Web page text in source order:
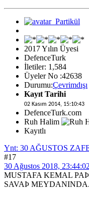
2017 Yılın Üyesi
DefenceTurk
İletiler: 1,584
Üyeler No :42638
Durumu:Çevrimdışı
Kayıt Tarihi
02 Kasım 2014, 15:10:43
DefenceTurk.com
Ruh Halim
Kayıtlı
Ynt: 30 AĞUSTOS
#17
30 Ağustos 2018, 23:44:02
MUSTAFA KEMAL
SAVAÞ